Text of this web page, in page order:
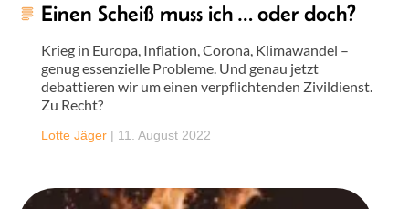
Einen Scheiß muss ich … oder doch?
Krieg in Europa, Inflation, Corona, Klimawandel –
genug essenzielle Probleme. Und genau jetzt
debattieren wir um einen verpflichtenden Zivildienst.
Zu Recht?
Lotte Jäger | 11. August 2022